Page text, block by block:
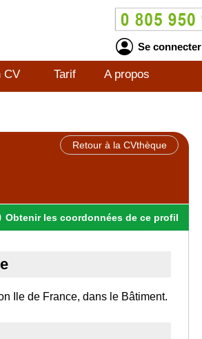
Se connecter
CV Tarif A propos
Retour à la CVthèque
Obtenir les coordonnées de ce profil
Ile de France, dans le Bâtiment.